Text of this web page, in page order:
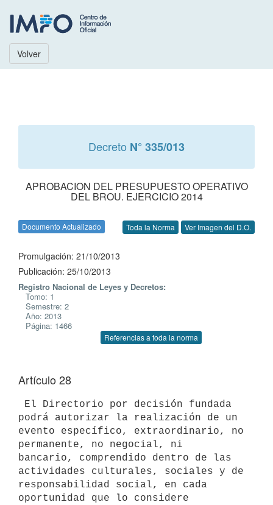
Volver
Decreto N° 335/013
APROBACION DEL PRESUPUESTO OPERATIVO
DEL BROU. EJERCICIO 2014
Documento Actualizado Toda la Norma Ver Imagen del D.O.
Promulgación: 21/10/2013
Publicación: 25/10/2013
Registro Nacional de Leyes y Decretos:
Tomo: 1
Semestre: 2
Año: 2013
Página: 1466
Referencias a toda la norma
Artículo 28
podrá autorizar la realización de un
evento específico, extraordinario, no
permanente, no negocial, ni
bancario, comprendido dentro de las
actividades culturales, sociales y de
responsabilidad social, en cada
oportunidad que lo considere